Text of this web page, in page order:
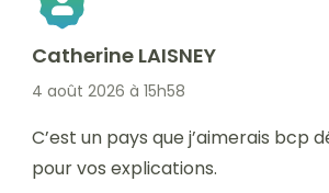
The Real Person Badge!
Anti-Spam by CleanTalk
Catherine LAISNEY
4 août 2026 à 15h58
C’est un pays que j’aimerais bcp
pour vos explications.